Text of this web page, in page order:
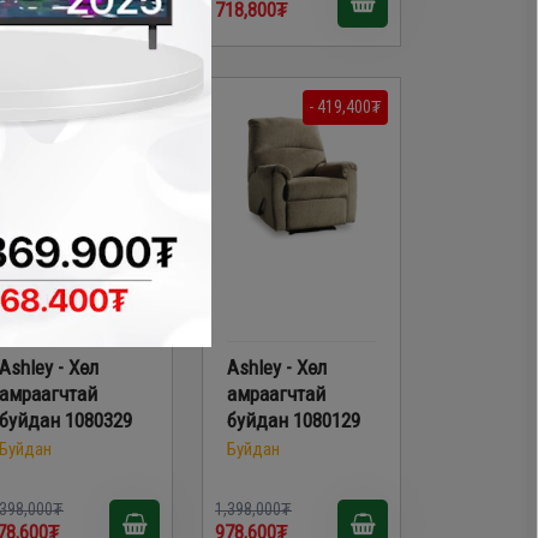
718,800₮
- 419,400₮
Ashley - Хөл
амраагчтай
буйдан 1080329
Буйдан
- 419,400₮
Ashley - Хөл
амраагчтай
буйдан 1080129
Буйдан
1,398,000₮
978,600₮